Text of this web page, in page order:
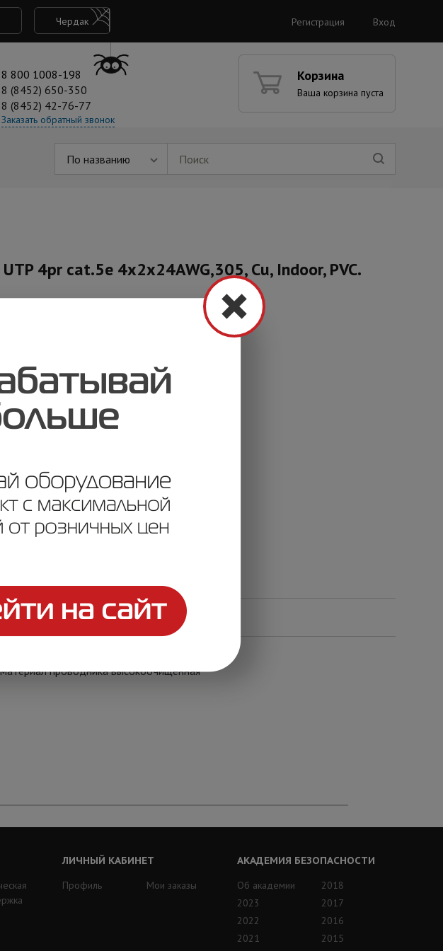
Чердак Регистрация Вход
8 800 1008-198
8 (8452) 650-350
8 (8452) 42-76-77
Заказать обратный звонок
Корзина
Ваша корзина пуста
По названию
4pr cat.5e 4х2х24AWG,305, Cu, Indoor, PVC.
проводника высокоочищенная
ЛИЧНЫЙ КАБИНЕТ
Профиль
Мои заказы
АКАДЕМИЯ БЕЗОПАСНОСТИ
Об академии
2023
2022
2021
2018
2017
2016
2015